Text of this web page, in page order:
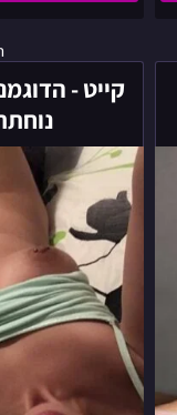
קייט -